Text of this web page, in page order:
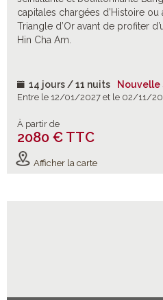
capitales chargées d’Histoire
Triangle d’Or avant de profiter
Hin Cha Am.
14 jours / 11 nuits Nouvelle
Entre le 12/01/2027 et le 02/11/
À partir de
2080 € TTC
Afficher la carte